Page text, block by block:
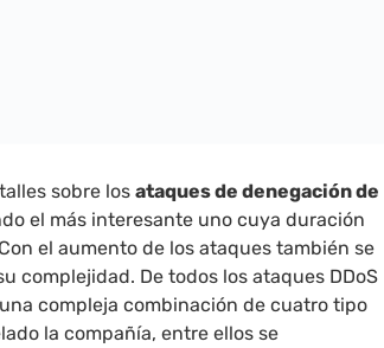
sobre losataques de denegación de
el más interesante uno cuya duración
el aumento de los ataques también se
complejidad. De todos los ataques DDoS
compleja combinación de cuatro tipo
la compañía, entre ellos se